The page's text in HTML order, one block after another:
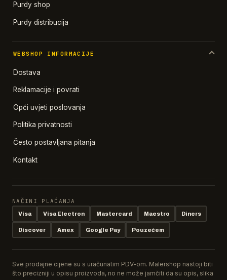
Purdy shop
Purdy distribucija
WEBSHOP INFORMACIJE
Dostava
Reklamacije i povrati
Opći uvjeti poslovanja
Politika privatnosti
Često postavljana pitanja
Kontakt
NAČINI PLAĆANJA
Visa Visa Electron Mastercard Maestro Diners
Discover Amex Google Pay Pouzećem
Sve prodajne cijene su s uračunatim PDV-om. Malershop nastoji biti
što precizniji u opisu proizvoda, no ne može jamčiti da su opis, slika